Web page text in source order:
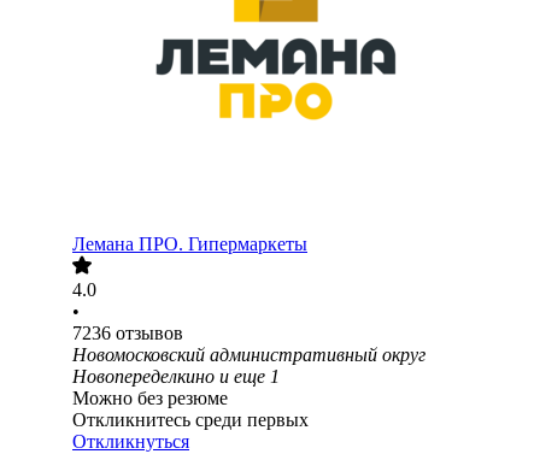
Лемана ПРО. Гипермаркеты
4.0
•
7236 отзывов
Новомосковский административный округ
Новопеределкино и еще 1
Можно без резюме
Откликнитесь среди первых
Откликнуться